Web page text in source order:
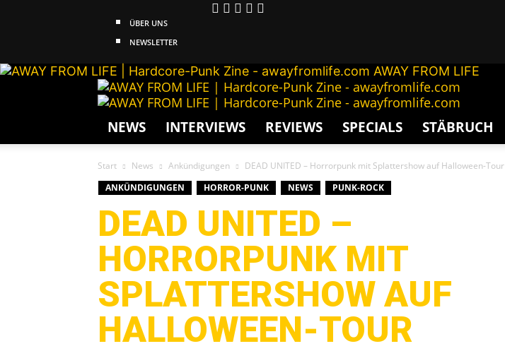
ÜBER UNS
NEWSLETTER
AWAY FROM LIFE
NEWS INTERVIEWS REVIEWS SPECIALS STÄBRUCH
Start News Ankündigungen
DEAD UNITED – Horrorpunk mit Splattershow auf Halloween-Tour
ANKÜNDIGUNGEN
HORROR-PUNK NEWS PUNK-ROCK
DEAD UNITED –
HORRORPUNK MIT
SPLATTERSHOW AUF
HALLOWEEN-TOUR